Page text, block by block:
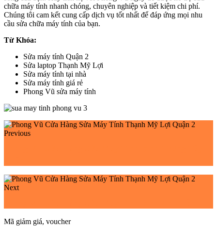
chữa máy tính nhanh chóng, chuyên nghiệp và tiết kiệm chi phí.
Chúng tôi cam kết cung cấp dịch vụ tốt nhất để đáp ứng mọi nhu
cầu sửa chữa máy tính của bạn.
Từ Khóa:
Sửa máy tính Quận 2
Sửa laptop Thạnh Mỹ Lợi
Sửa máy tính tại nhà
Sửa máy tính giá rẻ
Phong Vũ sửa máy tính
Previous
Next
Mã giảm giá, voucher